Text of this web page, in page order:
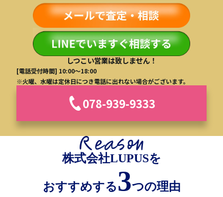
しつこい営業は致しません！
[電話受付時間] 10:00～18:00
※火曜、水曜は定休日につき電話に出れない場合がございます。
078-939-9333
株式会社LUPUSを
おすすめする3つの理由